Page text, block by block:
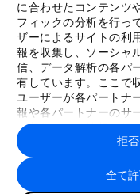
に合わせたコンテンツ
フィックの分析を行っ
ザーによるサイトの利
報を収集し、ソーシャ
信、データ解析の各パ
有しています。ここで
ユーザーが各パートナ
報や各パートナーのサ
に収集された情報と組
トナーによって使用さ
す。
全て
拒否
日本語
プライバシーポリシーと
サイトマップ